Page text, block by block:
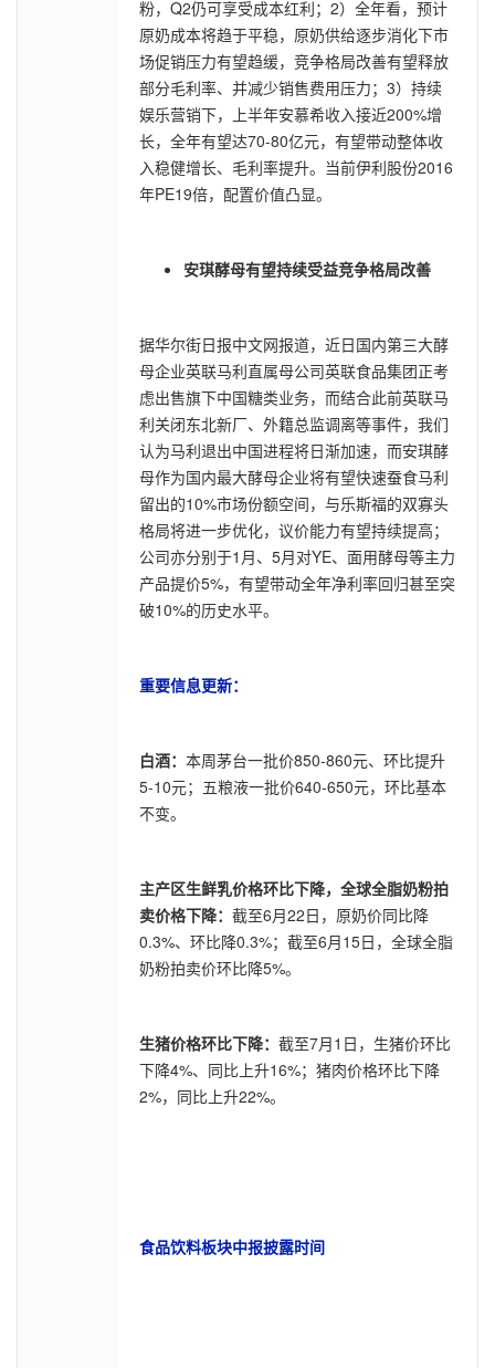
粉，Q2仍可享受成本红利；2）全年看，预计
原奶成本将趋于平稳，原奶供给逐步消化下市
场促销压力有望趋缓，竞争格局改善有望释放
部分毛利率、并减少销售费用压力；3）持续
娱乐营销下，上半年安慕希收入接近200%增
长，全年有望达70-80亿元，有望带动整体收
入稳健增长、毛利率提升。当前伊利股份2016
年PE19倍，配置价值凸显。
安琪酵母有望持续受益竞争格局改善
据华尔街日报中文网报道，近日国内第三大酵
母企业英联马利直属母公司英联食品集团正考
虑出售旗下中国糖类业务，而结合此前英联马
利关闭东北新厂、外籍总监调离等事件，我们
认为马利退出中国进程将日渐加速，而安琪酵
母作为国内最大酵母企业将有望快速蚕食马利
留出的10%市场份额空间，与乐斯福的双寡头
格局将进一步优化，议价能力有望持续提高；
公司亦分别于1月、5月对YE、面用酵母等主力
产品提价5%，有望带动全年净利率回归甚至突
破10%的历史水平。
重要信息更新：
白酒： 本周茅台一批价850-860元、环比提升
5-10元；五粮液一批价640-650元，环比基本
不变。
主产区生鲜乳价格环比下降，全球全脂奶粉拍
卖价格下降： 截至6月22日，原奶价同比降
0.3%、环比降0.3%；截至6月15日，全球全脂
奶粉拍卖价环比降5%。
生猪价格环比下降： 截至7月1日，生猪价环比
下降4%、同比上升16%；猪肉价格环比下降
2%，同比上升22%。
食品饮料板块中报披露时间